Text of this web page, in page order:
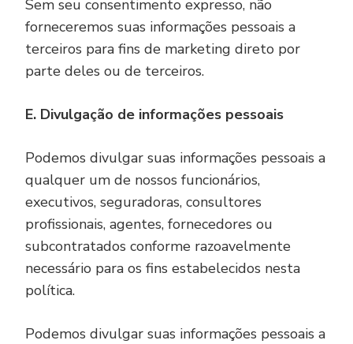
Sem seu consentimento expresso, não
forneceremos suas informações pessoais a
terceiros para fins de marketing direto por
parte deles ou de terceiros.
E. Divulgação de informações pessoais
Podemos divulgar suas informações pessoais a
qualquer um de nossos funcionários,
executivos, seguradoras, consultores
profissionais, agentes, fornecedores ou
subcontratados conforme razoavelmente
necessário para os fins estabelecidos nesta
política.
Podemos divulgar suas informações pessoais a